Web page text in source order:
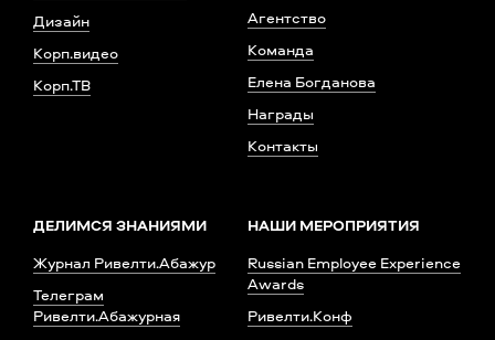
Дизайн
Корп.видео
Корп.ТВ
Агентство
Команда
Елена Богданова
Награды
Контакты
ДЕЛИМСЯ ЗНАНИЯМИ
Журнал Ривелти.Абажур
Телеграм
Ривелти.Абажурная
НАШИ МЕРОПРИЯТИЯ
Russian Employee Experience
Awards
Ривелти.Конф